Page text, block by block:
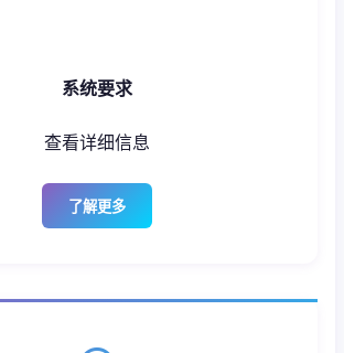
系统要求
查看详细信息
了解更多